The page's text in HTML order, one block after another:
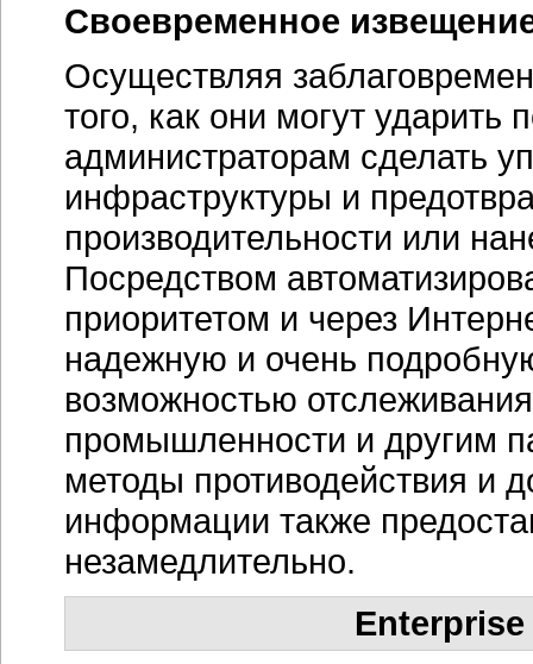
Своевременное
Осуществляя
того, как они могут ударить
администраторам сделать
инфраструктуры и
производительности или
Посредством
приоритетом и через
надежную и очень
возможностью
промышленности и другим
методы противодействия и
информации также
незамедлительно.